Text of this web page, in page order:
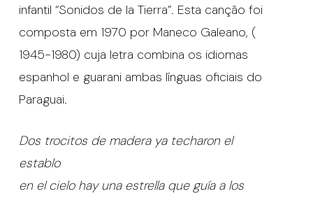
infantil “Sonidos de la Tierra”. Esta canção foi
composta em 1970 por Maneco Galeano, (
1945-1980) cuja letra combina os idiomas
espanhol e guarani ambas línguas oficiais do
Paraguai.
Dos trocitos de madera ya techaron el
establo
en el cielo hay una estrella que guía a los